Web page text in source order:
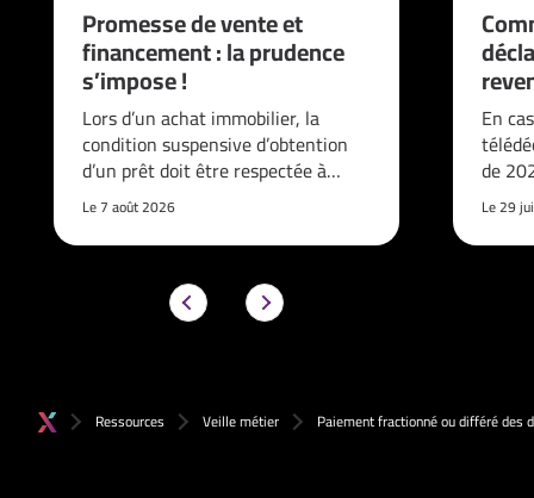
Promesse de vente et
financement : la prudence
s’impose !
Lors d’un achat immobilier, la
condition suspensive d’obtention
d’un prêt doit être respectée à…
Le 7 août 2026
En
de
Le 29
Ressources Veille métier Paiement fractionné ou différé des